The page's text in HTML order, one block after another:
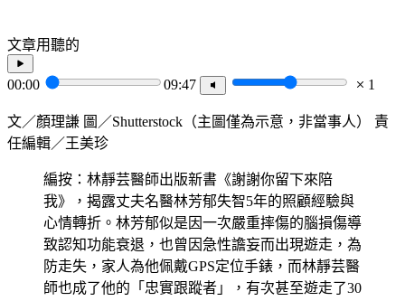
文章用聽的
00:00 09:47 1
文／顏理謙 圖／Shutterstock（主圖僅為示意，非當事人） 責
任編輯／王美珍
編按：林靜芸醫師出版新書《謝謝你留下來陪
我》，揭露丈夫名醫林芳郁失智5年的照顧經驗與
心情轉折。林芳郁似是因一次嚴重摔傷的腦損傷導
致認知功能衰退，也曾因急性譫妄而出現遊走，為
防走失，家人為他佩戴GPS定位手錶，而林靜芸醫
師也成了他的「忠實跟蹤者」，有次甚至遊走了30